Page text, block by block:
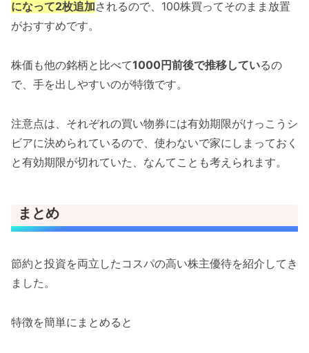
になって2枚追加されるので、100株買ってそのまま放置
がおすすめです。
株価も他の銘柄と比べて1000円前後で推移しているの
で、手を出しやすいのが特徴です。
注意点は、それぞれの買い物券には有効期限がけっこうシ
ビアに決められているので、使わないで家にしまっておく
と有効期限が切れていた、なんてことも考えられます。
まとめ
節約と投資を両立したコスパの高い株主優待を紹介してき
ました。
特徴を簡単にまとめると